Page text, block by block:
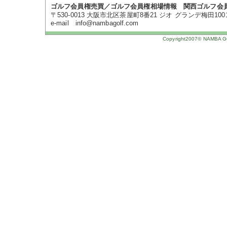
ゴルフ会員権売買／ゴルフ会員権相場情報 関西ゴルフ
〒530-0013 大阪市北区茶屋町8番21 ジオ グランデ梅田
e-mail info@nambagolf.com
Copyright2007© NAMBA